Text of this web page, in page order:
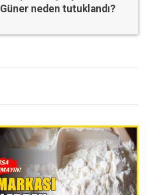
Güner neden tutuklandı?